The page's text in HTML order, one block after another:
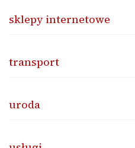
sklepy internetowe
transport
uroda